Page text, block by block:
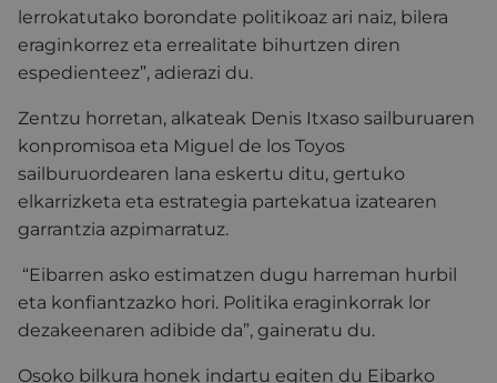
lerrokatutako borondate politikoaz ari naiz, bilera
eraginkorrez eta errealitate bihurtzen diren
espedienteez”, adierazi du.
Zentzu horretan, alkateak Denis Itxaso sailburuaren
konpromisoa eta Miguel de los Toyos
sailburuordearen lana eskertu ditu, gertuko
elkarrizketa eta estrategia partekatua izatearen
garrantzia azpimarratuz.
“Eibarren asko estimatzen dugu harreman hurbil
eta konfiantzazko hori. Politika eraginkorrak lor
dezakeenaren adibide da”, gaineratu du.
Osoko bilkura honek indartu egiten du Eibarko